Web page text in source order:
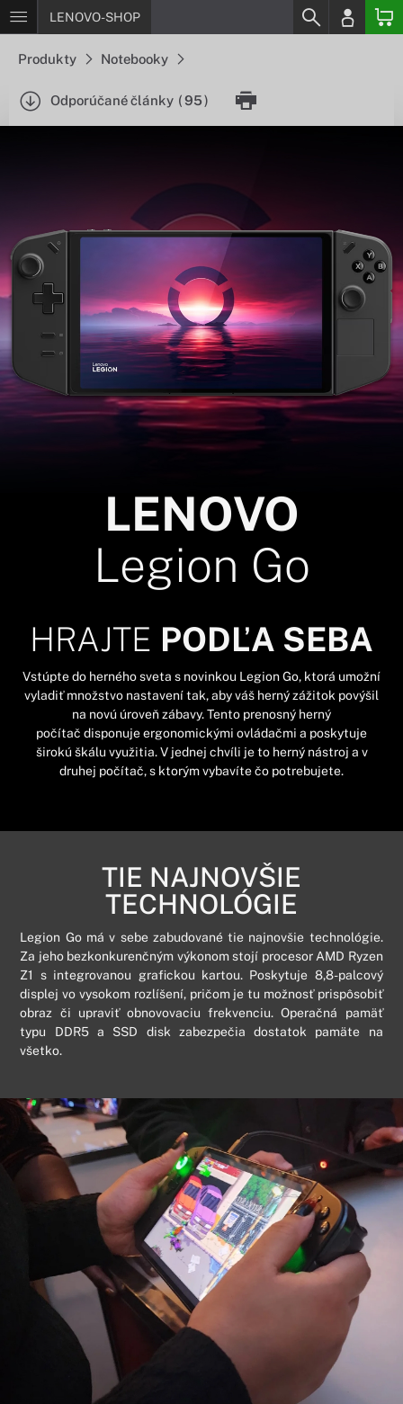
LENOVO-SHOP
Produkty Notebooky
Odporúčané články (95)
LENOVO
Legion Go
HRAJTE PODĽA SEBA
Vstúpte do herného sveta s novinkou Legion Go, ktorá umožní
vyladiť množstvo nastavení tak, aby váš herný zážitok povýšil
na novú úroveň zábavy. Tento prenosný herný
počítač disponuje ergonomickými ovládačmi a poskytuje
širokú škálu využitia. V jednej chvíli je to herný nástroj a v
druhej počítač, s ktorým vybavíte čo potrebujete.
TIE NAJNOVŠIE
TECHNOLÓGIE
Legion Go má v sebe zabudované tie najnovšie technológie.
Za jeho bezkonkurenčným výkonom stojí procesor AMD Ryzen
Z1 s integrovanou grafickou kartou. Poskytuje 8,8-palcový
displej vo vysokom rozlíšení, pričom je tu možnosť prispôsobiť
obraz či upraviť obnovovaciu frekvenciu. Operačná pamäť
typu DDR5 a SSD disk zabezpečia dostatok pamäte na
všetko.